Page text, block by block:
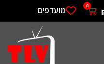
0 מועדפים